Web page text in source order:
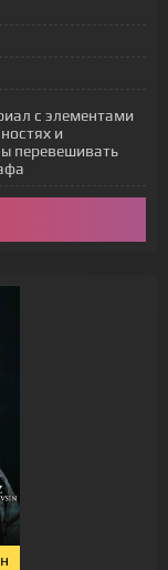
с элементами
и
перевешивать